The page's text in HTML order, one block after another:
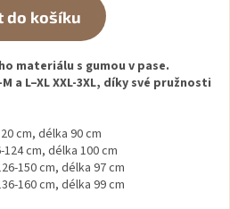
do košíku
materiálu s gumou v pase.
a L–XL XXL-3XL, díky své pružnosti
cm, délka 90 cm
124 cm, délka 100 cm
150 cm, délka 97 cm
160 cm, délka 99 cm